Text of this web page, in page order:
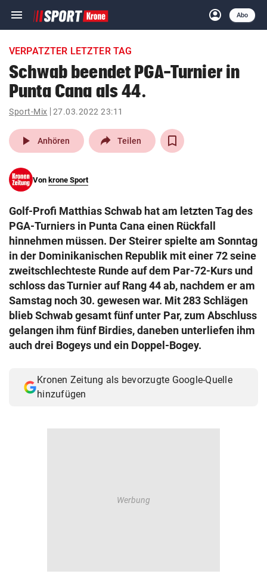
menu Navigation
ein-/ausklappen
account_circle
Anmelden
Abo
close Schließen
account_circle Anmelden
pin_drop
Wien arrow_right
search
eingeben
Muthgasse 2, 1190 Wien
VERPATZTER LETZTER TAG
Schwab beendet PGA-Turnier in
Punta Cana als 44.
Sport-Mix 27.03.2022 23:11
play_arrow Anhören Teilen
Von krone Sport
Golf-Profi Matthias Schwab hat am letzten Tag des
PGA-Turniers in Punta Cana einen Rückfall
hinnehmen müssen. Der Steirer spielte am Sonntag
in der Dominikanischen Republik mit einer 72 seine
zweitschlechteste Runde auf dem Par-72-Kurs und
schloss das Turnier auf Rang 44 ab, nachdem er am
Samstag noch 30. gewesen war. Mit 283 Schlägen
blieb Schwab gesamt fünf unter Par, zum Abschluss
gelangen ihm fünf Birdies, daneben unterliefen ihm
auch drei Bogeys und ein Doppel-Bogey.
Kronen Zeitung als bevorzugte Google-Quelle
hinzufügen